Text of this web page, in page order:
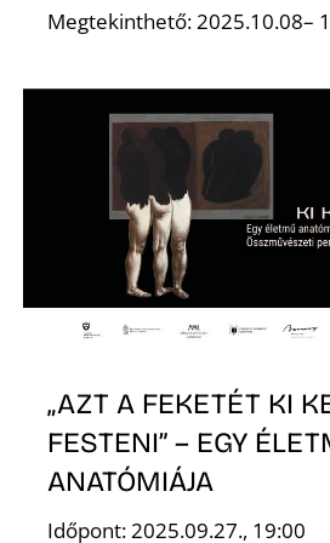
Megtekinthető: 2025.10.08–
„AZT A FEKETÉT KI
FESTENI” – EGY
ANATÓMIÁJA
Időpont: 2025.09.27., 19:00